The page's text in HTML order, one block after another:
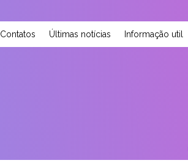
Contatos Últimas notícias Informação util